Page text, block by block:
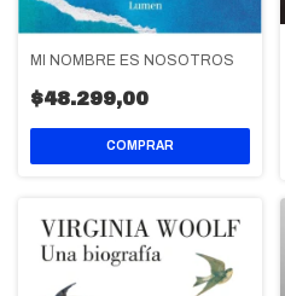
MI NOMBRE ES NOSOTROS
$48.299,00